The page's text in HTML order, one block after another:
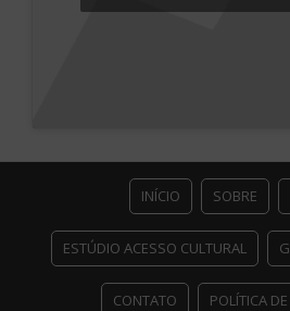
INÍCIO SOBRE
ESTÚDIO ACESSO CULTURAL
CONTATO POLÍTICA